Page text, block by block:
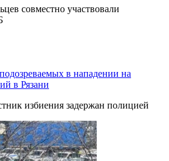
совместно участвовали
в нападении на
в Рязани
избиения задержан полицией